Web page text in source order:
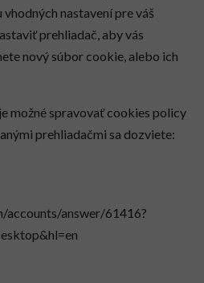
nastavení pre váš
prehliadač, aby vás
nový súbor cookie, alebo ich
možné spravovať cookies policy
prehliadačmi sa dozviete:
answer/61416?